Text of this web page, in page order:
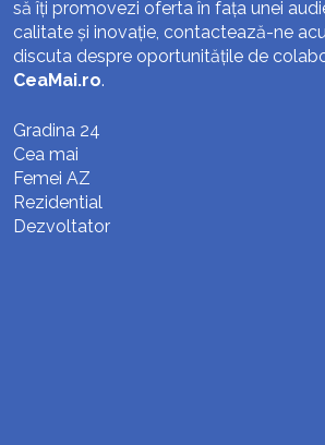
să îți promovezi oferta în fața unei
calitate și inovație, contactează-ne
discuta despre oportunitățile de
CeaMai.ro.
Gradina 24
Cea mai
Femei AZ
Rezidential
Dezvoltator